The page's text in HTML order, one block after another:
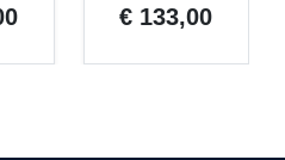
€ 133,00